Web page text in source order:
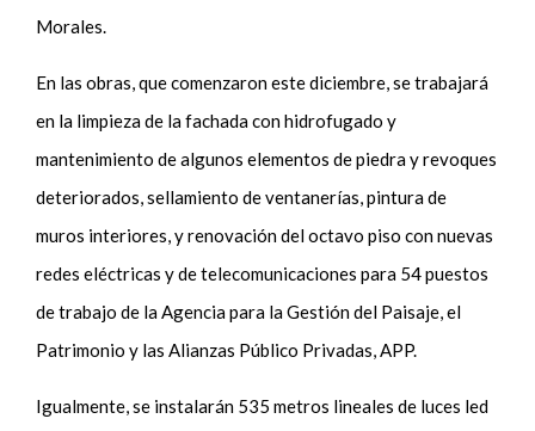
Morales.
En las obras, que comenzaron este diciembre, se trabajará
en la limpieza de la fachada con hidrofugado y
mantenimiento de algunos elementos de piedra y revoques
deteriorados, sellamiento de ventanerías, pintura de
muros interiores,y renovación del octavo piso con nuevas
redes eléctricas y de telecomunicacionespara 54 puestos
de trabajo de la Agencia para la Gestión del Paisaje, el
Patrimonio y las Alianzas Público Privadas, APP.
Igualmente, se instalarán 535 metros lineales de luces led